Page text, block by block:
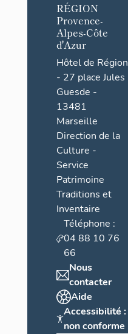
RÉGION
Provence-
Alpes-Côte
d'Azur
Hôtel de Région
- 27 place Jules
Guesde -
13481
Marseille
Direction de la
Culture -
Service
Patrimoine
Traditions et
Inventaire
Téléphone :
04 88 10 76
66
Nous
contacter
Aide
Accessibilité :
non conforme